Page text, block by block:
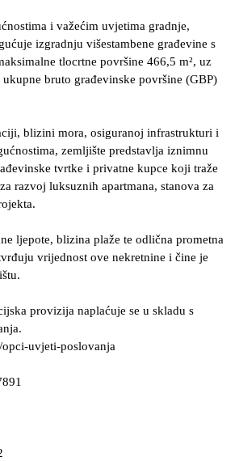
i važećim uvjetima gradnje,
izgradnju višestambene građevine s
tlocrtne površine 466,5 m², uz
bruto građevinske površine (GBP)
blizini mora, osiguranoj infrastrukturi i
zemljište predstavlja iznimnu
tvrtke i privatne kupce koji traže
razvoj luksuznih apartmana, stanova za
ljepote, blizina plaže te odlična prometna
vrijednost ove nekretnine i čine je
provizija naplaćuje se u skladu s
uvjeti-poslovanja